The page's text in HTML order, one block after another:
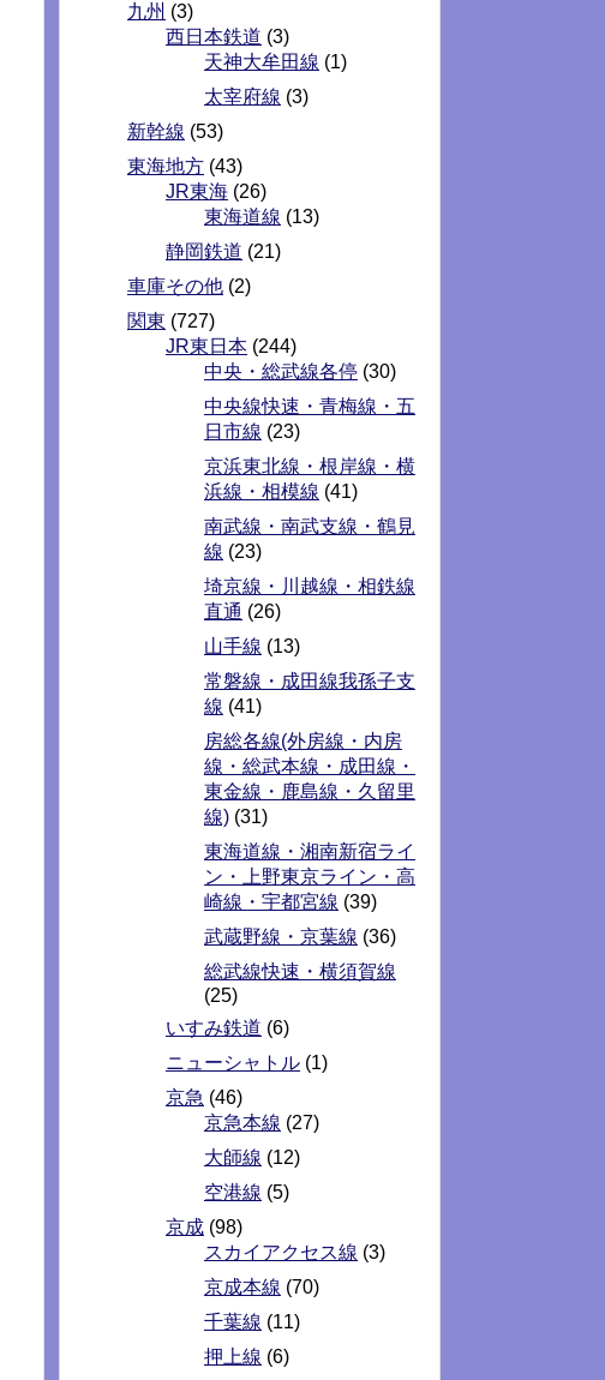
九州 (3)
西日本鉄道 (3)
天神大牟田線 (1)
太宰府線 (3)
新幹線 (53)
東海地方 (43)
JR東海 (26)
東海道線 (13)
静岡鉄道 (21)
車庫その他 (2)
関東 (727)
JR東日本 (244)
中央・総武線各停 (30)
中央線快速・青梅線・五
日市線 (23)
京浜東北線・根岸線・横
浜線・相模線 (41)
南武線・南武支線・鶴見
線 (23)
埼京線・川越線・相鉄線
直通 (26)
山手線 (13)
常磐線・成田線我孫子支
線 (41)
房総各線(外房線・内房
線・総武本線・成田線・
東金線・鹿島線・久留里
線) (31)
東海道線・湘南新宿ライ
ン・上野東京ライン・高
崎線・宇都宮線 (39)
武蔵野線・京葉線 (36)
総武線快速・横須賀線
(25)
いすみ鉄道 (6)
ニューシャトル (1)
京急 (46)
京急本線 (27)
大師線 (12)
空港線 (5)
京成 (98)
スカイアクセス線 (3)
京成本線 (70)
千葉線 (11)
押上線 (6)